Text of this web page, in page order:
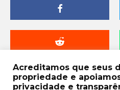
Acreditamos que seus
propriedade e
privacidade e